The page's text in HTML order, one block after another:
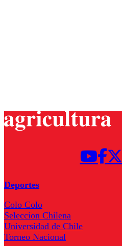
Deportes
Colo Colo
Seleccion Chilena
Universidad de Chile
Torneo Nacional